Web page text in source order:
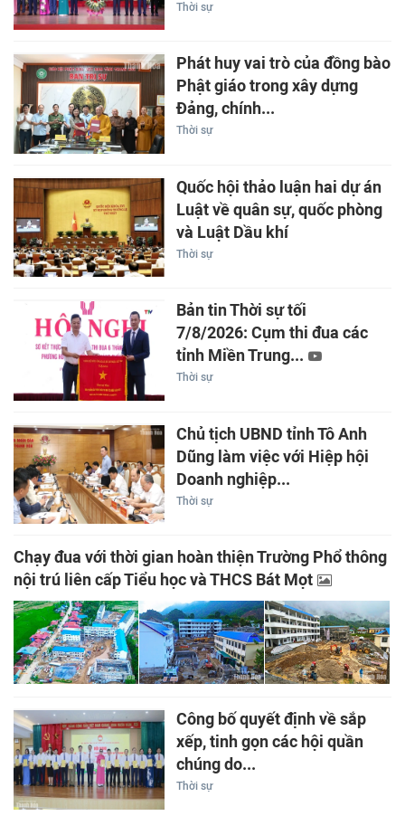
Thời sự
Phát huy vai trò của đồng bào
Phật giáo trong xây dựng
Đảng, chính...
Thời sự
Quốc hội thảo luận hai dự án
Luật về quân sự, quốc phòng
và Luật Dầu khí
Thời sự
Bản tin Thời sự tối
7/8/2026: Cụm thi đua các
tỉnh Miền Trung...
Thời sự
Chủ tịch UBND tỉnh Tô Anh
Dũng làm việc với Hiệp hội
Doanh nghiệp...
Thời sự
Chạy đua với thời gian hoàn thiện Trường Phổ thông
nội trú liên cấp Tiểu học và THCS Bát Mọt
Công bố quyết định về sắp
xếp, tinh gọn các hội quần
chúng do...
Thời sự